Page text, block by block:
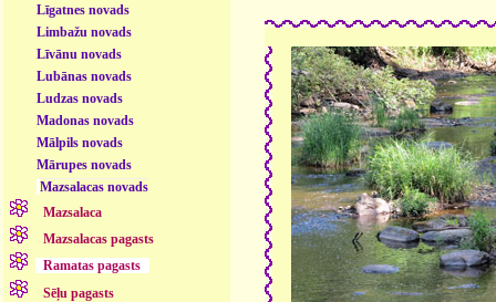
Līgatnes novads
Limbažu novads
Līvānu novads
Lubānas novads
Ludzas novads
Madonas novads
Mālpils novads
Mārupes novads
Mazsalacas novads
Mazsalaca
Mazsalacas pagasts
Ramatas pagasts
Sēļu pagasts